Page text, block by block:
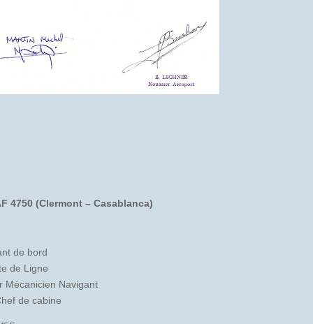
4750 (Clermont – Casablanca)
de bord
de Ligne
Mécanicien Navigant
de cabine